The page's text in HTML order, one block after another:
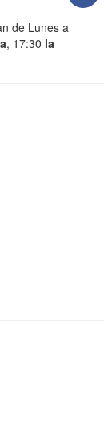
de Lunes a
, 17:30 la